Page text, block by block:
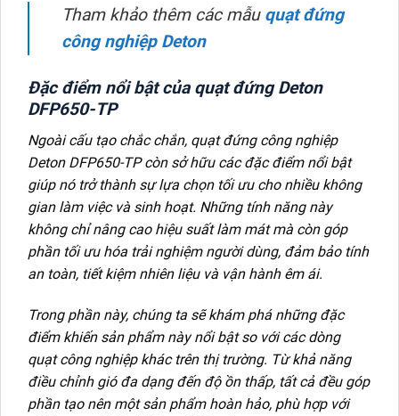
Tham khảo thêm các mẫu quạt đứng
công nghiệp Deton
Đặc điểm nổi bật của quạt đứng Deton
DFP650-TP
Ngoài cấu tạo chắc chắn, quạt đứng công nghiệp
Deton DFP650-TP còn sở hữu các đặc điểm nổi bật
giúp nó trở thành sự lựa chọn tối ưu cho nhiều không
gian làm việc và sinh hoạt. Những tính năng này
không chỉ nâng cao hiệu suất làm mát mà còn góp
phần tối ưu hóa trải nghiệm người dùng, đảm bảo tính
an toàn, tiết kiệm nhiên liệu và vận hành êm ái.
Trong phần này, chúng ta sẽ khám phá những đặc
điểm khiến sản phẩm này nổi bật so với các dòng
quạt công nghiệp khác trên thị trường. Từ khả năng
điều chỉnh gió đa dạng đến độ ồn thấp, tất cả đều góp
phần tạo nên một sản phẩm hoàn hảo, phù hợp với